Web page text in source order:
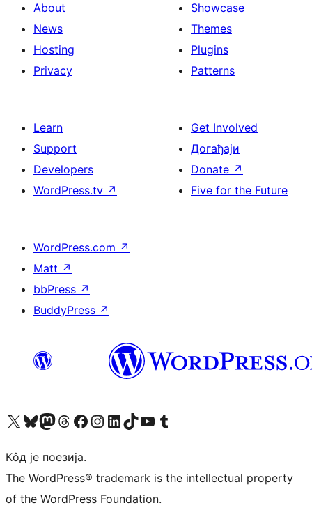
About
News
Hosting
Privacy
Showcase
Themes
Plugins
Patterns
Learn
Support
Developers
WordPress.tv ↗
Get Involved
Догађаји
Donate ↗
Five for the Future
WordPress.com ↗
Matt ↗
bbPress ↗
BuddyPress ↗
Visit our X (formerly Twitter) account
Посетите наш Bluesky налог
Visit our Mastodon account
Посетите наш налог на Threads-у Visit our Facebook page
Посетите наш Инстаграм налог
Visit our LinkedIn account
Посетите наш TikTok налог
Visit our YouTube channel
Посетите наш Tumblr налог
Кôд је поезија.
The WordPress® trademark is the intellectual property
of the WordPress Foundation.